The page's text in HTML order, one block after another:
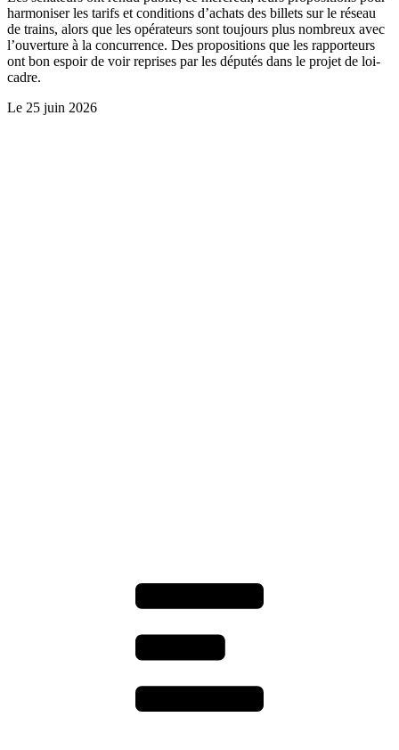
harmoniser les tarifs et conditions d’achats des billets sur le réseau
de trains, alors que les opérateurs sont toujours plus nombreux avec
l’ouverture à la concurrence. Des propositions que les rapporteurs
ont bon espoir de voir reprises par les députés dans le projet de loi-
cadre.
Le 25 juin 2026